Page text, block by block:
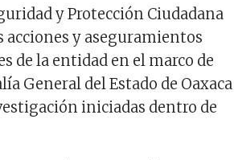
y Protección Ciudadana
acciones y aseguramientos
de la entidad en el marco de
General del Estado de Oaxaca
iniciadas dentro de